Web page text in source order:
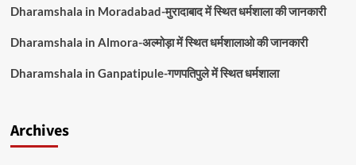
Dharamshala in Moradabad-मुरादाबाद में स्थित धर्मशाला की जानकारी
Dharamshala in Almora-अल्मोड़ा में स्थित धर्मशालाओ की जानकारी
Dharamshala in Ganpatipule-गणपतिपुले में स्थित धर्मशाला
Archives